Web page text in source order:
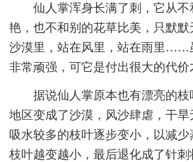
仙人掌浑身长满了刺，它从
艳，也不和别的花草比美，只默
沙漠里，站在风里，站在雨里……
非常顽强，可它是付出很大的代价
据说仙人掌原本也有漂亮的
地区变成了沙漠，风沙肆虐，干
吸水较多的枝叶逐步变小，以减
枝叶越变越小，最后退化成了针刺